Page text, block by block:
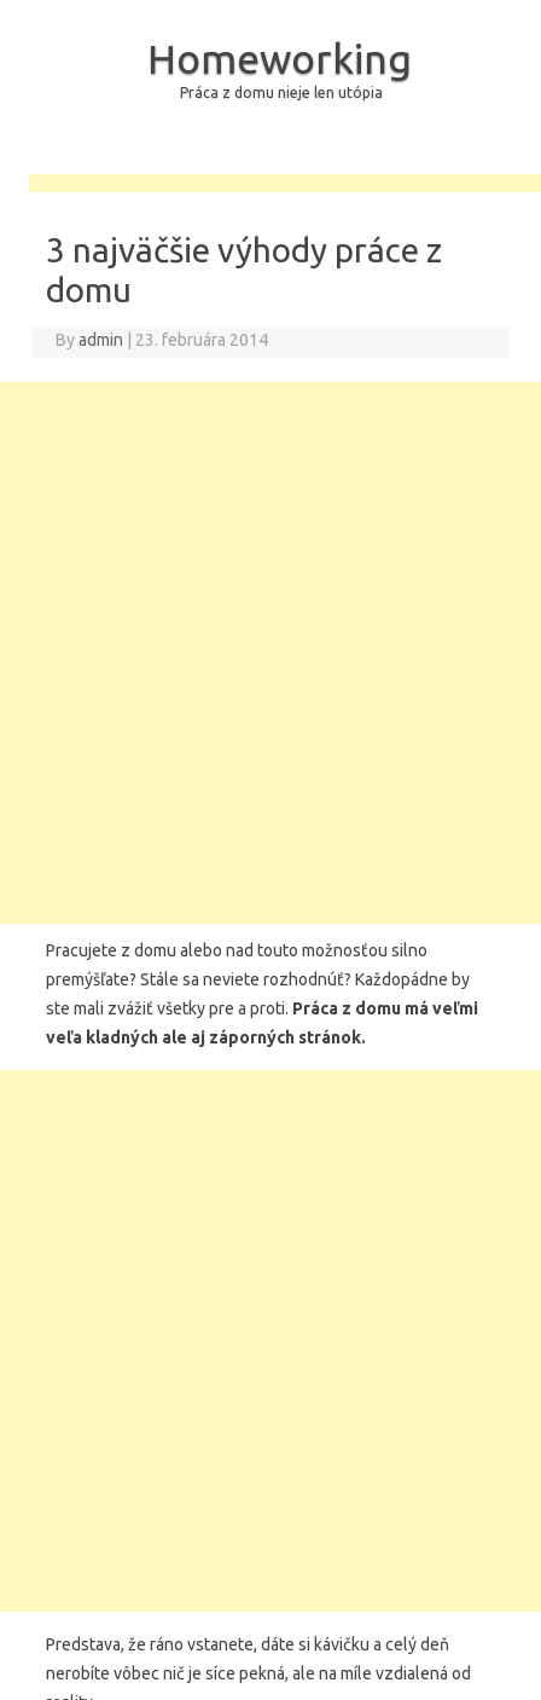
Homeworking
Práca z domu nieje len utópia
3 najväčšie výhody práce z
domu
Byadmin 23. februára 2014
Pracujete z domu alebo nad touto možnosťou silno
premýšľate? Stále sa neviete rozhodnúť? Každopádne by
ste mali zvážiť všetky pre a proti. Práca z domu má veľmi
veľa kladných ale aj záporných stránok.
Predstava, že ráno vstanete, dáte si kávičku a celý deň
nerobíte vôbec nič je síce pekná, ale na míle vzdialená od